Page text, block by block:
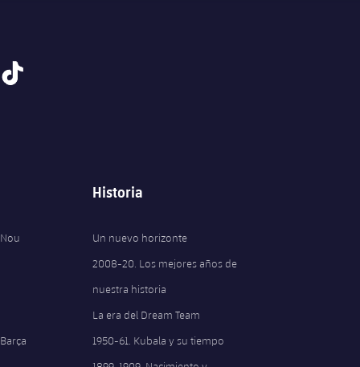
tiktok
Historia
Un nuevo horizonte
2008-20. Los mejores años de
nuestra historia
La era del Dream Team
1950-61. Kubala y su tiempo